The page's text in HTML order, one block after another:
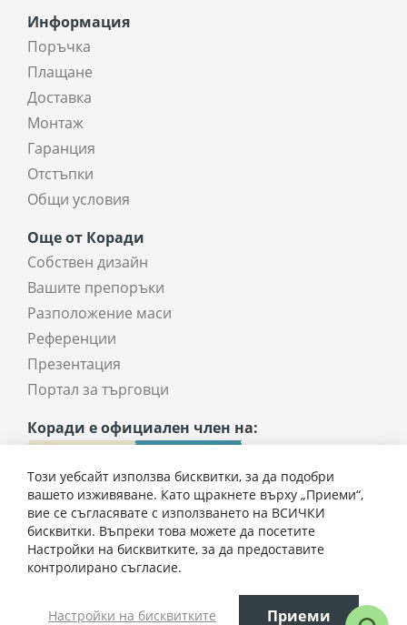
207,00 € / 404,86 лв.
Информация
Поръчка
Плащане
Доставка
Монтаж
Гаранция
Отстъпки
Общи условия
Още от Коради
Собствен дизайн
Вашите препоръки
Разположение маси
Референции
Презентация
Портал за търговци
Коради е официален член на:
Всички права запазени © 2025 coradi.bg
Този уебсайт използва бисквитки, за да подобри
вашето изживяване. Като щракнете върху „Приеми“,
вие се съгласявате с използването на ВСИЧКИ
бисквитки. Въпреки това можете да посетите
Настройки на бисквитките, за да предоставите
контролирано съгласие.
Настройки на бисквитките Приеми